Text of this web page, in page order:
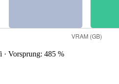
Vorsprung: 485 %